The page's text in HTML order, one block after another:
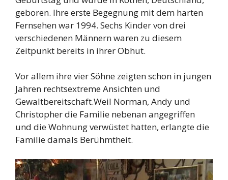
geboren. Ihre erste Begegnung mit dem harten
Fernsehen war 1994. Sechs Kinder von drei
verschiedenen Männern waren zu diesem
Zeitpunkt bereits in ihrer Obhut.
Vor allem ihre vier Söhne zeigten schon in jungen
Jahren rechtsextreme Ansichten und
Gewaltbereitschaft.Weil Norman, Andy und
Christopher die Familie nebenan angegriffen
und die Wohnung verwüstet hatten, erlangte die
Familie damals Berühmtheit.